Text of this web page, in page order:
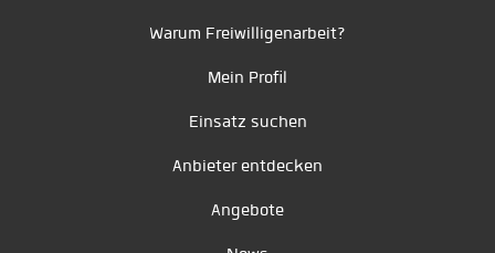
Warum Freiwilligenarbeit?
Mein Profil
Einsatz suchen
Anbieter entdecken
Angebote